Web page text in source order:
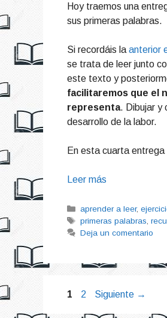
Hoy traemos una
sus primeras palabras.
Si recordáis la anterior
se trata de leer junto
este texto y
facilitaremos que el
representa. Dibujar y
desarrollo de la labor.
En esta cuarta
Leer más
Categorías
aprender a leer,
Etiquetas
primeras palabras
Deja un comentario
Página
1 Página
2 Siguiente →